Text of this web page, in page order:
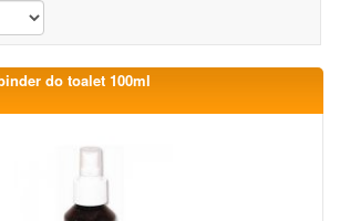
do toalet 100ml